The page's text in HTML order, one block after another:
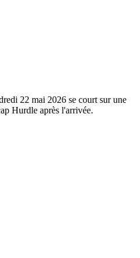
22 mai 2026 se court sur une
Hurdle après l'arrivée.